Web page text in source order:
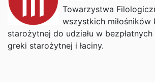
Towarzystwa
wszystkich miłośników
starożytnej do udziału w
greki starożytnej i łaciny.